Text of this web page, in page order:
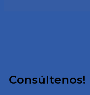
Consúltenos!